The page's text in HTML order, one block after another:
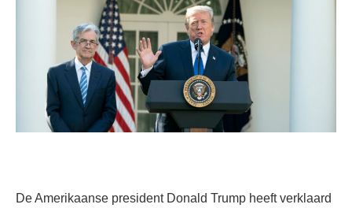
De Amerikaanse president Donald Trump heeft verklaard